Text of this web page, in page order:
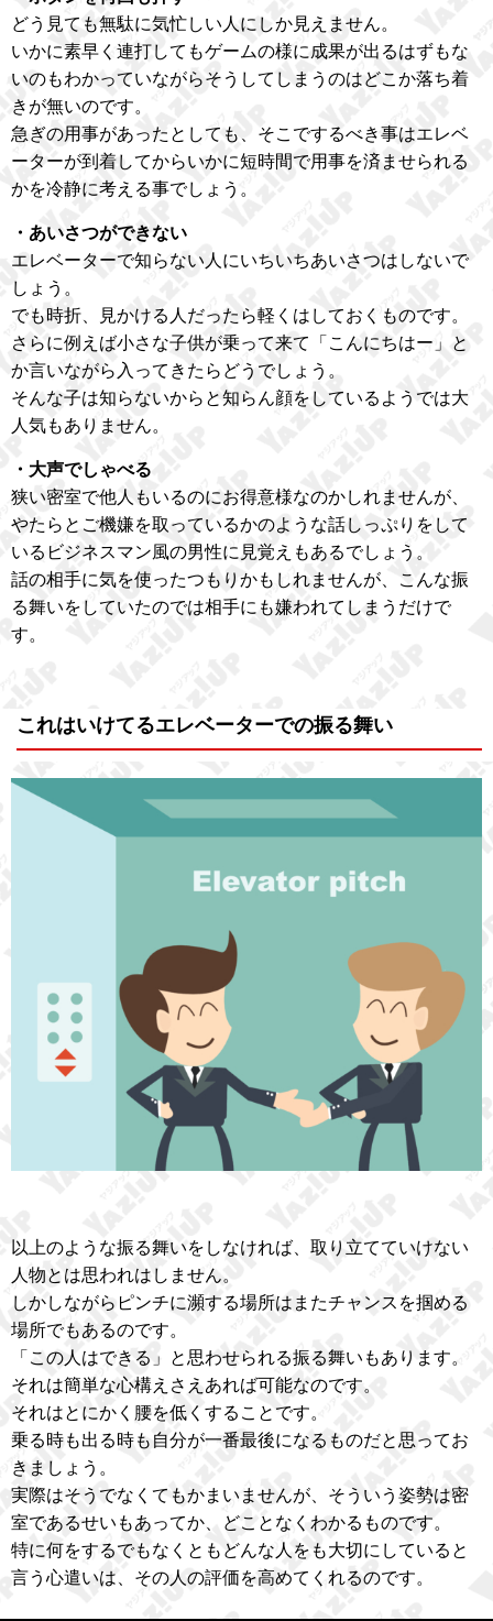
どう見ても無駄に気忙しい人にしか見えません。
いかに素早く連打してもゲームの様に成果が出るはずもな
いのもわかっていながらそうしてしまうのはどこか落ち着
きが無いのです。
急ぎの用事があったとしても、そこでするべき事はエレベ
ーターが到着してからいかに短時間で用事を済ませられる
かを冷静に考える事でしょう。
・あいさつができない
エレベーターで知らない人にいちいちあいさつはしないで
しょう。
でも時折、見かける人だったら軽くはしておくものです。
さらに例えば小さな子供が乗って来て「こんにちはー」と
か言いながら入ってきたらどうでしょう。
そんな子は知らないからと知らん顔をしているようでは大
人気もありません。
・大声でしゃべる
狭い密室で他人もいるのにお得意様なのかしれませんが、
やたらとご機嫌を取っているかのような話しっぷりをして
いるビジネスマン風の男性に見覚えもあるでしょう。
話の相手に気を使ったつもりかもしれませんが、こんな振
る舞いをしていたのでは相手にも嫌われてしまうだけで
す。
これはいけてるエレベーターでの振る舞い
以上のような振る舞いをしなければ、取り立てていけない
人物とは思われはしません。
しかしながらピンチに瀕する場所はまたチャンスを掴める
場所でもあるのです。
「この人はできる」と思わせられる振る舞いもあります。
それは簡単な心構えさえあれば可能なのです。
それはとにかく腰を低くすることです。
乗る時も出る時も自分が一番最後になるものだと思ってお
きましょう。
実際はそうでなくてもかまいませんが、そういう姿勢は密
室であるせいもあってか、どことなくわかるものです。
特に何をするでもなくともどんな人をも大切にしていると
言う心遣いは、その人の評価を高めてくれるのです。